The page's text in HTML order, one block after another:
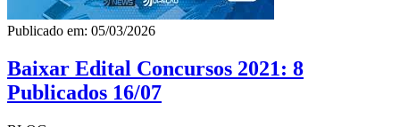
Publicado em: 05/03/2026
Baixar Edital Concursos 2021: 8
Publicados 16/07